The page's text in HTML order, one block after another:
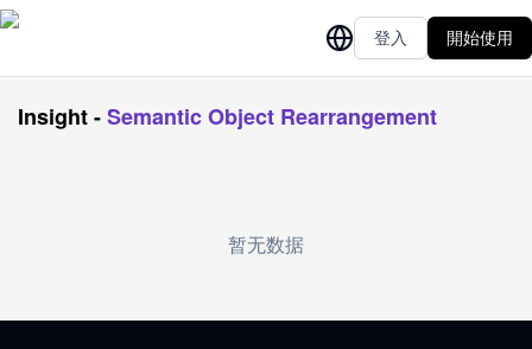
登入 開始使用
Insight-Semantic Object Rearrangement
暂无数据